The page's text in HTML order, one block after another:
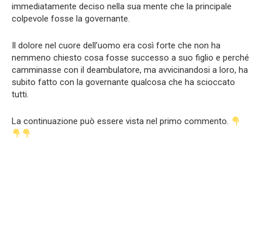
immediatamente deciso nella sua mente che la principale
colpevole fosse la governante.
Il dolore nel cuore dell’uomo era così forte che non ha
nemmeno chiesto cosa fosse successo a suo figlio e perché
camminasse con il deambulatore, ma avvicinandosi a loro, ha
subito fatto con la governante qualcosa che ha scioccato
tutti.
La continuazione può essere vista nel primo commento.